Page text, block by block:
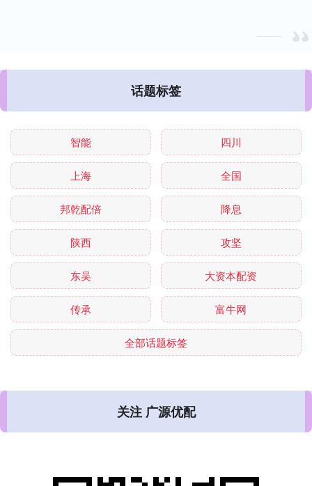
话题标签
智能 四川
上海 全国
邦乾配倍 降息
陕西 攻坚
东吴 大资本配资
传承 富牛网
全部话题标签
关注 广源优配